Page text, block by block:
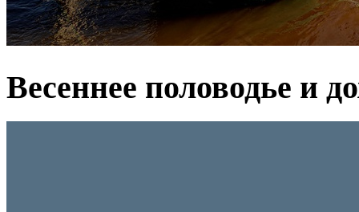
Весеннее половодье и